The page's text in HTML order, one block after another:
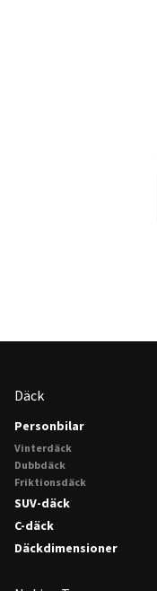
Däck
Personbilar
Vinterdäck
Dubbdäck
Friktionsdäck
SUV-däck
C-däck
Däckdimensioner